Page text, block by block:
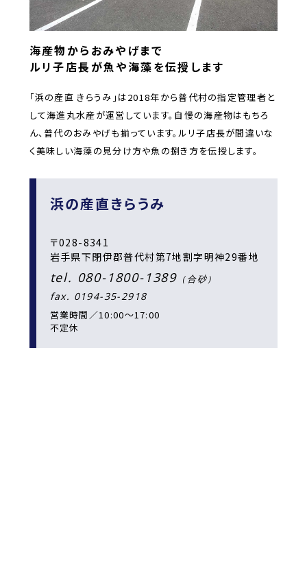
海産物からおみやげまで
ルリ子店長が魚や海藻を伝授します
「浜の産直 きらうみ」は2018年から普代村の指定管理者と
して海進丸水産が運営しています。自慢の海産物はもちろ
ん、普代のおみやげも揃っています。ルリ子店長が間違いな
く美味しい海藻の見分け方や魚の捌き方を伝授します。
浜の産直きらうみ
〒028-8341
岩手県下閉伊郡普代村第7地割字明神29番地
tel. 080-1800-1389（合砂）
fax. 0194-35-2918
営業時間／10:00〜17:00
不定休